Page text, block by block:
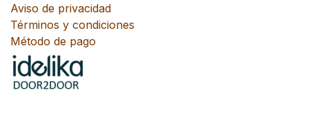
Aviso de privacidad
Términos y condiciones
Método de pago